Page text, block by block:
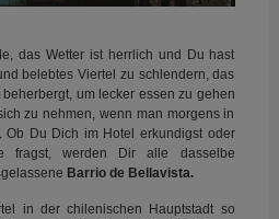
das Wetter ist herrlich und Du hast
belebtes Viertel zu schlendern, das
um lecker essen zu gehen
zu nehmen, wenn man morgens in
Ob Du Dich im Hotel erkundigst oder
fragst, werden Dir alle dasselbe
Barrio de Bellavista.
in der chilenischen Hauptstadt so